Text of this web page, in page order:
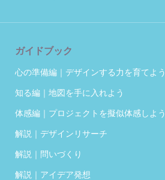
ガイドブック
心の準備編｜デザインする力を育てよう
知る編｜地図を手に入れよう
体感編｜プロジェクトを擬似体感しよう
解説｜デザインリサーチ
解説｜問いづくり
解説｜アイデア発想